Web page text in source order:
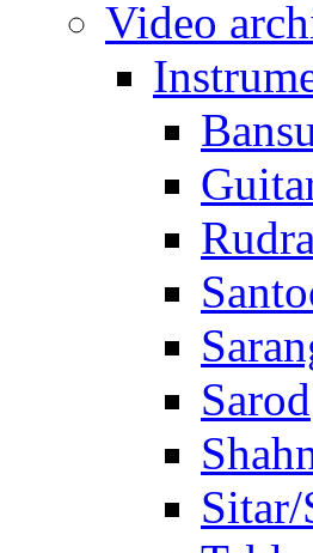
Video
Sarod
Sitar/